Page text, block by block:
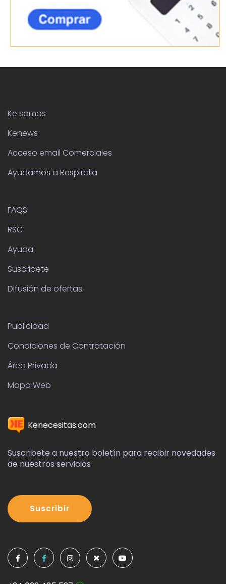
Ke somos
Kenews
Acceso email Comerciales
Ayudamos a Respiralia
FAQS
RSC
Ayuda
Suscribete
Difusión de ofertas
Publicidad
Condiciones de Contratación
Área Privada
Mapa Web
Kenecesitas.com
Suscribete a nuestro boletín para recibir novedades
de nuestros servicios
Suscribir